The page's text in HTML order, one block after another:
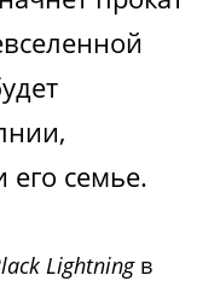
семье.
Lightningв